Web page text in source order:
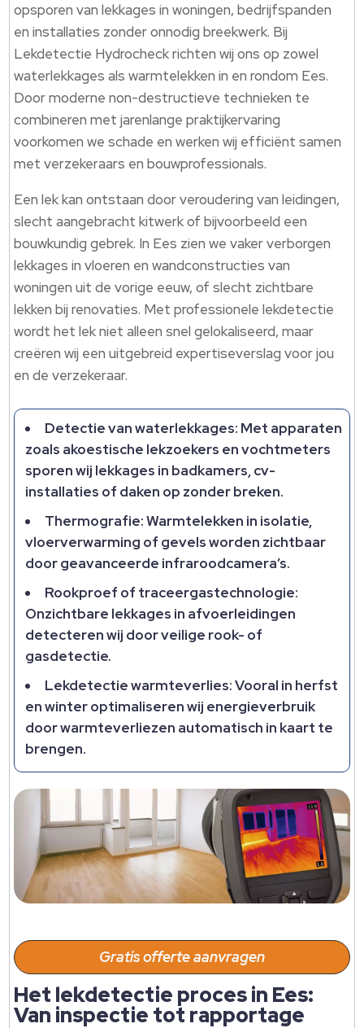
opsporen van lekkages in woningen, bedrijfspanden
en installaties zonder onnodig breekwerk.​ Bij
Lekdetectie Hydrocheck richten wij ons op zowel
waterlekkages als warmtelekken in en rondom Ees.​
Door moderne non-destructieve technieken te
combineren met jarenlange praktijkervaring
voorkomen we schade en werken wij efficiënt samen
met verzekeraars en bouwprofessionals.​
Een lek kan ontstaan door veroudering van leidingen,
slecht aangebracht kitwerk of bijvoorbeeld een
bouwkundig gebrek.​ In Ees zien we vaker verborgen
lekkages in vloeren en wandconstructies van
woningen uit de vorige eeuw, of slecht zichtbare
lekken bij renovaties.​ Met professionele lekdetectie
wordt het lek niet alleen snel gelokaliseerd, maar
creëren wij een uitgebreid expertiseverslag voor jou
en de verzekeraar.​
Detectie van waterlekkages: Met apparaten
zoals akoestische lekzoekers en vochtmeters
sporen wij lekkages in badkamers, cv-
installaties of daken op zonder breken.​
Thermografie: Warmtelekken in isolatie,
vloerverwarming of gevels worden zichtbaar
door geavanceerde infraroodcamera’s.​
Rookproef of traceergastechnologie:
Onzichtbare lekkages in afvoerleidingen
detecteren wij door veilige rook- of
gasdetectie.​
Lekdetectie warmteverlies: Vooral in herfst
en winter optimaliseren wij energieverbruik
door warmteverliezen automatisch in kaart te
brengen.​
Gratis offerte aanvragen
Het lekdetectie proces in Ees:
Van inspectie tot rapportage